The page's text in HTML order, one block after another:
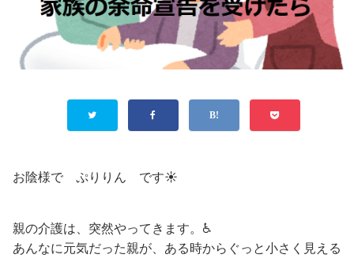
お陰様で ぷりりん です☀
親の介護は、突然やってきます。♿
あんなに元気だった親が、ある時からぐっと小さく見える